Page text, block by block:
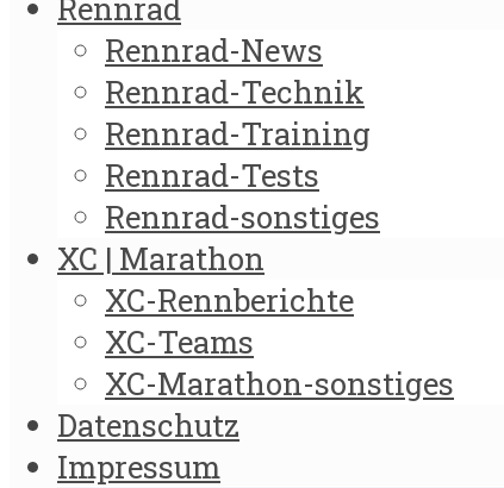
Rennrad-News
Rennrad-Technik
Rennrad-Training
Rennrad-Tests
Rennrad-sonstiges
XC | Marathon
XC-Rennberichte
XC-Teams
XC-Marathon-sonstiges
Datenschutz
Impressum